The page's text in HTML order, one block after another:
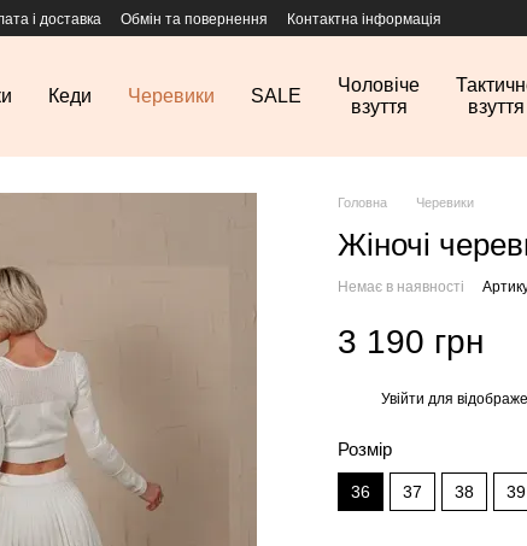
і доставка Обмін та повернення Контактна інформація
Кеди Черевики SALE
Чоловіче
взуття
взуття
Головна Черевики
Жіночі
Немає в наявності
3 190 грн
Увійти для
Розмір
36 37 38 39